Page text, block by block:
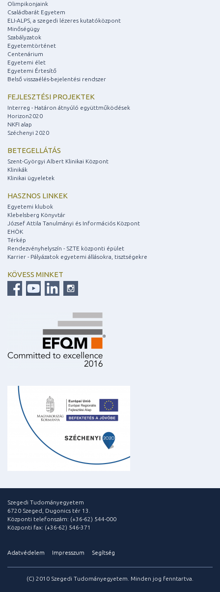
Olimpikonjaink
Családbarát Egyetem
ELI-ALPS, a szegedi lézeres kutatóközpont
Minőségügy
Szabályzatok
Egyetemtörténet
Centenárium
Egyetemi élet
Egyetemi Értesítő
Belső visszaélés-bejelentési rendszer
FEJLESZTÉSI PROJEKTEK
Interreg - Határon átnyúló együttműködések
Horizon2020
NKFI alap
Széchenyi 2020
BETEGELLÁTÁS
Szent-Györgyi Albert Klinikai Központ
Klinikák
Klinikai ügyeletek
HASZNOS LINKEK
Egyetemi klubok
Klebelsberg Könyvtár
József Attila Tanulmányi és Információs Központ
EHÖK
Térkép
Rendezvényhelyszín - SZTE központi épület
Karrier - Pályázatok egyetemi állásokra, tisztségekre
KÖVESS MINKET
Szegedi Tudományegyetem
6720 Szeged, Dugonics tér 13.
Központi telefonszám: (+36-62) 544-000
Központi fax: (+36-62) 546-371
Adatvédelem Impresszum Segítség
(C) 2010 Szegedi Tudományegyetem. Minden jog fenntartva.